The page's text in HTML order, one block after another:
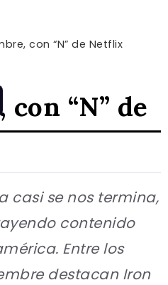
con “N” de Netflix
“N” de
casi se nos termina,
contenido
Entre los
destacan Iron